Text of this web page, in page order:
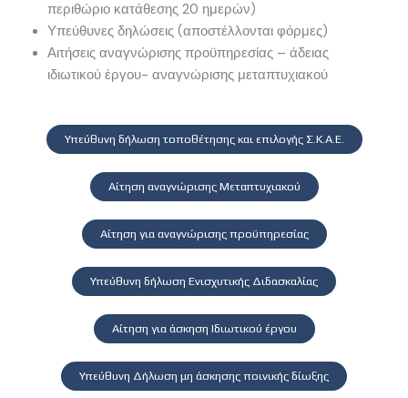
περιθώριο κατάθεσης 20 ημερών)
Υπεύθυνες δηλώσεις (αποστέλλονται φόρμες)
Αιτήσεις αναγνώρισης προϋπηρεσίας – άδειας
ιδιωτικού έργου- αναγνώρισης μεταπτυχιακού
Υπεύθυνη δήλωση τοποθέτησης και επιλογής Σ.Κ.Α.Ε.
Αίτηση αναγνώρισης Μεταπτυχιακού
Αίτηση για αναγνώρισης προϋπηρεσίας
Υπεύθυνη δήλωση Ενισχυτικής Διδασκαλίας
Αίτηση για άσκηση Ιδιωτικού έργου
Υπεύθυνη Δήλωση μη άσκησης ποινικής δίωξης